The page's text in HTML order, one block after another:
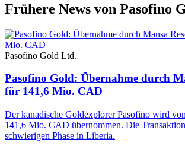
Frühere News von Pasofino
Pasofino Gold Ltd.
Pasofino Gold: Übernahme durch
für 141,6 Mio. CAD
Der kanadische Goldexplorer Pasofino wird
141,6 Mio. CAD übernommen. Die
schwierigen Phase in Liberia.